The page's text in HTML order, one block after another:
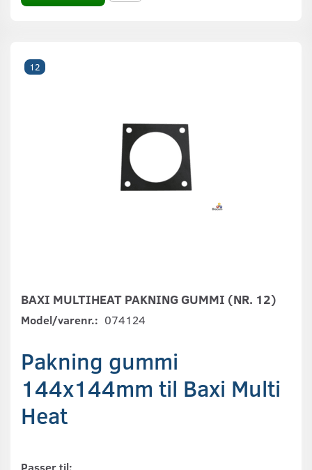
12
BAXI MULTIHEAT PAKNING GUMMI (NR. 12)
Model/varenr.: 074124
Pakning gummi
144x144mm til Baxi Multi
Heat
Passer til: